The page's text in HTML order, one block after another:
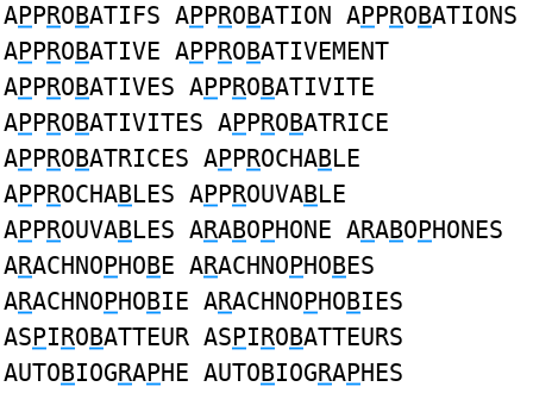
APPROBATIFS APPROBATION APPROBATIONS
APPROBATIVE APPROBATIVEMENT
APPROBATIVES APPROBATIVITE
APPROBATIVITES APPROBATRICE
APPROBATRICES APPROCHABLE
APPROCHABLES APPROUVABLE
APPROUVABLES ARABOPHONE ARABOPHONES
ARACHNOPHOBE ARACHNOPHOBES
ARACHNOPHOBIE ARACHNOPHOBIES
ASPIROBATTEUR ASPIROBATTEURS
AUTOBIOGRAPHE AUTOBIOGRAPHES